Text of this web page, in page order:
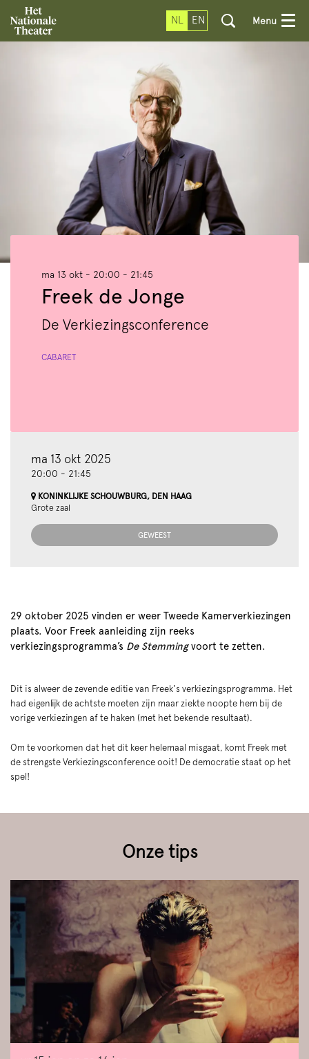
NL EN Menu
Freek de Jonge
De Verkiezingsconference
ma 13 okt - 20:00 - 21:45
CABARET
ma 13 okt 2025
20:00 - 21:45
KONINKLIJKE SCHOUWBURG, DEN HAAG
Grote zaal
GEWEEST
29 oktober 2025 vinden er weer Tweede Kamerverkiezingen
plaats. Voor Freek aanleiding zijn reeks
verkiezingsprogramma’s De Stemmingvoort te zetten.
Dit is alweer de zevende editie van Freek's verkiezingsprogramma. Het
had eigenlijk de achtste moeten zijn maar ziekte noopte hem bij de
vorige verkiezingen af te haken (met het bekende resultaat).
Om te voorkomen dat het dit keer helemaal misgaat, komt Freek met
de strengste Verkiezingsconference ooit! De democratie staat op het
spel!
Onze tips